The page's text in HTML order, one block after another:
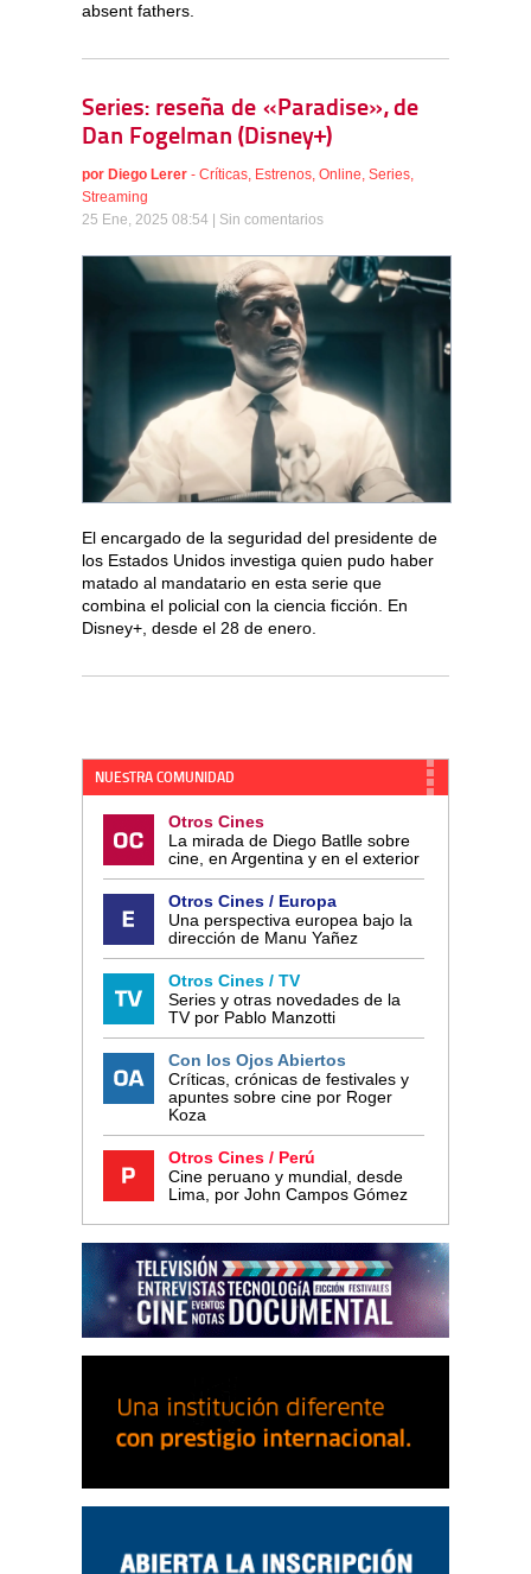
absent fathers.
Series: reseña de «Paradise», de
Dan Fogelman (Disney+)
por Diego Lerer - Críticas, Estrenos, Online, Series,
Streaming
25 Ene, 2025 08:54 | Sin comentarios
El encargado de la seguridad del presidente de
los Estados Unidos investiga quien pudo haber
matado al mandatario en esta serie que
combina el policial con la ciencia ficción. En
Disney+, desde el 28 de enero.
NUESTRA COMUNIDAD
Otros Cines
La mirada de Diego Batlle sobre
cine, en Argentina y en el exterior
Otros Cines / Europa
Una perspectiva europea bajo la
dirección de Manu Yañez
Otros Cines / TV
Series y otras novedades de la
TV por Pablo Manzotti
Con los Ojos Abiertos
Críticas, crónicas de festivales y
apuntes sobre cine por Roger
Koza
Otros Cines / Perú
Cine peruano y mundial, desde
Lima, por John Campos Gómez